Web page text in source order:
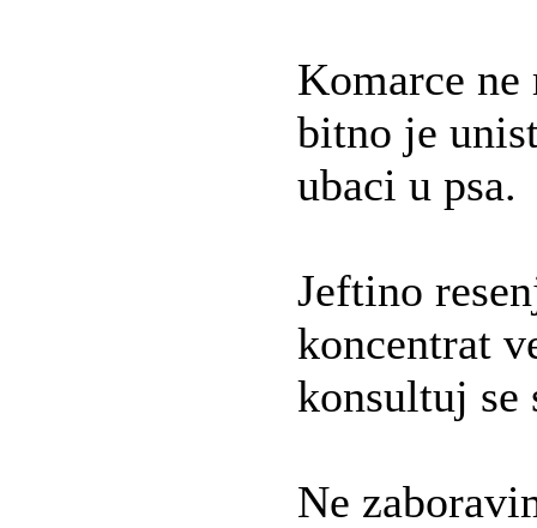
Komarce ne
bitno je
ubaci u psa.
Jeftino
koncentrat
konsultuj se
Ne